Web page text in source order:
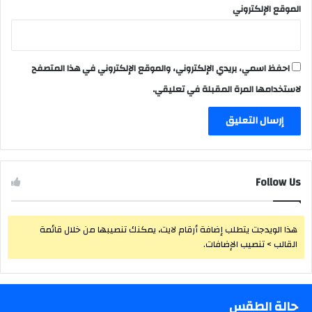
الموقع الإلكتروني
احفظ اسمي، بريدي الإلكتروني، والموقع الإلكتروني في هذا المتصفح
لاستخدامها المرة المقبلة في تعليقي.
Follow Us
هذا الويدجت يتطلب إضافة أرقام لايت، يمكنك تنصيبها من خلال قائمة
القالب > تنصيب الإضافات.
حالة الطقس